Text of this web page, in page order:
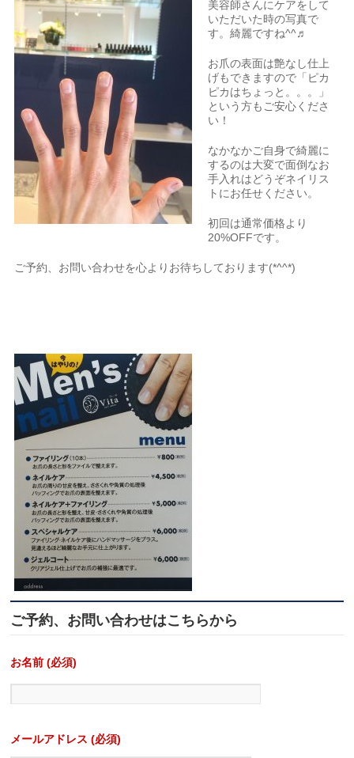
美容師さんにケアをして
いただいた時の写真で
す。綺麗ですね^^♬
お爪の表面は艶なし仕上
げもできますので「ピカ
ピカはちょっと。。。」
という方もご安心くださ
い！
なかなかご自身で綺麗に
するのは大変で面倒なお
手入れはどうぞネイリス
トにお任せください。
初回は通常価格より
20%OFFです。
ご予約、お問い合わせを心よりお待ちしております(*^^*)
ご予約、お問い合わせはこちらから
お名前 (必須)
メールアドレス (必須)